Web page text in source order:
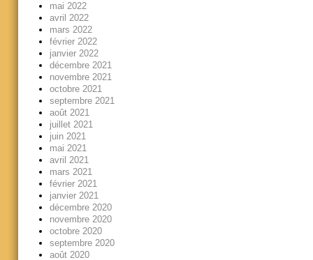
mai 2022
avril 2022
mars 2022
février 2022
janvier 2022
décembre 2021
novembre 2021
octobre 2021
septembre 2021
août 2021
juillet 2021
juin 2021
mai 2021
avril 2021
mars 2021
février 2021
janvier 2021
décembre 2020
novembre 2020
octobre 2020
septembre 2020
août 2020